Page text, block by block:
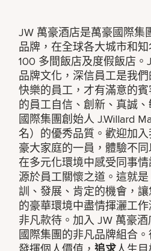
JW 萬豪酒店是萬豪國際集
品牌，在全球各大城市和
100 多間飯店及度假飯店
品牌文化，深信員工是我
快樂的員工，才有滿意的
的員工自信、創新、真誠
國際集團創始人 J.Willard
名）的優秀品質。歡迎加
豪大家庭的一員，體驗不同
在多元化環境中感受同事
源於員工關懷之道。這就
訓、發展、肯定的機會，
的豪華環境中盡情揮灑工
非凡款待。加入 JW 萬豪
國際集團的非凡品牌組合